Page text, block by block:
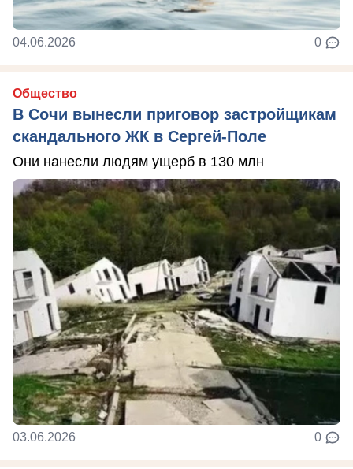
04.06.2026 0
Общество
В Сочи вынесли приговор застройщикам
скандального ЖК в Сергей-Поле
Они нанесли людям ущерб в 130 млн
03.06.2026 0